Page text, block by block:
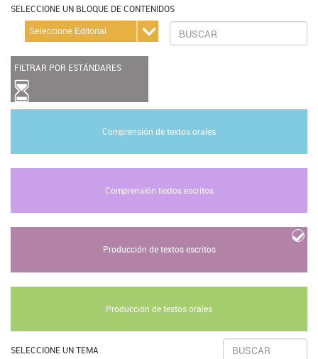
SELECCIONE UN BLOQUE DE CONTENIDOS
FILTRAR POR ESTÁNDARES
Comprensión de textos orales
Comprensión textos escritos
Producción de textos escritos
Producción de textos orales
SELECCIONE UN TEMA